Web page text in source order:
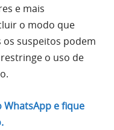
e mais
o modo que
suspeitos podem
o uso de
WhatsApp e fique